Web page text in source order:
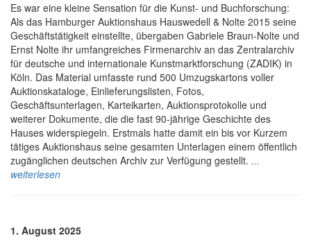
Es war eine kleine Sensation für die Kunst- und Buchforschung:
Als das Hamburger Auktionshaus Hauswedell & Nolte 2015 seine
Geschäftstätigkeit einstellte, übergaben Gabriele Braun-Nolte und
Ernst Nolte ihr umfangreiches Firmenarchiv an das Zentralarchiv
für deutsche und internationale Kunstmarktforschung (ZADIK) in
Köln. Das Material umfasste rund 500 Umzugskartons voller
Auktionskataloge, Einlieferungslisten, Fotos,
Geschäftsunterlagen, Karteikarten, Auktionsprotokolle und
weiterer Dokumente, die die fast 90-jährige Geschichte des
Hauses widerspiegeln. Erstmals hatte damit ein bis vor Kurzem
tätiges Auktionshaus seine gesamten Unterlagen einem öffentlich
zugänglichen deutschen Archiv zur Verfügung gestellt. ...
weiterlesen
1. August 2025